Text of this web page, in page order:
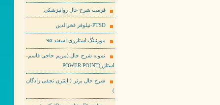
فرمت شرح حال روانپزشکی
PTSD-نیلوفر فخرالدین
مورنینگ استاژری اسفند ۹۵
نمونه شرح حال (مریم حاجی قاسم-
استاژر)POWER POINT
شرح حال برتر ( اینترن نجفی زادگان
)